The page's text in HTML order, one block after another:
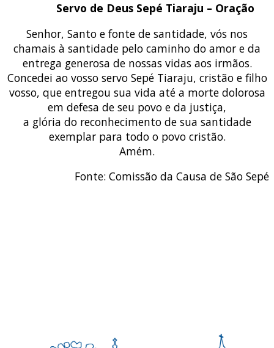
Servo de Deus Sepé Tiaraju – Oração
Senhor, Santo e fonte de santidade, vós nos
chamais à santidade pelo caminho do amor e da
entrega generosa de nossas vidas aos irmãos.
Concedei ao vosso servo Sepé Tiaraju, cristão e filho
vosso, que entregou sua vida até a morte dolorosa
em defesa de seu povo e da justiça,
a glória do reconhecimento de sua santidade
exemplar para todo o povo cristão.
Amém.
Fonte: Comissão da Causa de São Sepé